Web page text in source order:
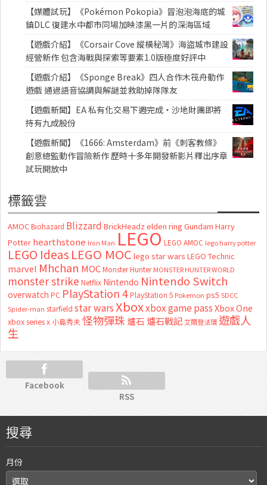
【媒體試玩】《Pokémon Pokopia》冒泡泡海底的城
鎮DLC 復建水中都市同場加映漆黑一片的深海區域
【遊戲介紹】《Corsair Cove 縱橫秘灣》海盜城市建設
經營新作 包含海戰與探索等要素1.0版極度好評中
【遊戲介紹】《Sponge Break》四人合作木筏舟動作
遊戲 通過語音協調與解謎並救助掉隊隊友
【遊戲新聞】EA 私有化交易下週完成・沙地財團即將
持有九成股份
【遊戲新聞】《1666: Amsterdam》前《刺客教條》
創意總監動作冒險新作 歷時十多年開發新影片釋出序章
試玩開放中
標籤雲
AMOC Biohazard Blizzard BrickHeadz elden ring Gundam Harry
Potter hearthstone Iron Man LEGO LEGO AMOC lego harry potter
LEGO Ideas LEGO MOC lego star wars LEGO Technic
marvel Mhchan MOC Monster Hunter MONSTER HUNTER WORLD
monster strike Netflix Nintendo Nintendo Switch
overwatch PC PlayStation 4 PlayStation 5 Pokemon ps5 SDCC
Spider-man starfield star wars Xboxxbox game passXbox One
xbox series x 小島秀夫怪物彈珠 爐石 爐石戰記艾爾登法環 遊戲人
生
Facebook
RSS
搜尋
月份